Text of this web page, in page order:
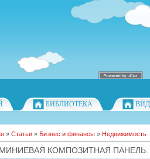
БИБЛИОТЕКА
» Статьи » Бизнес и финансы » Недвижимость
КОМПОЗИТНАЯ ПАНЕЛЬ.